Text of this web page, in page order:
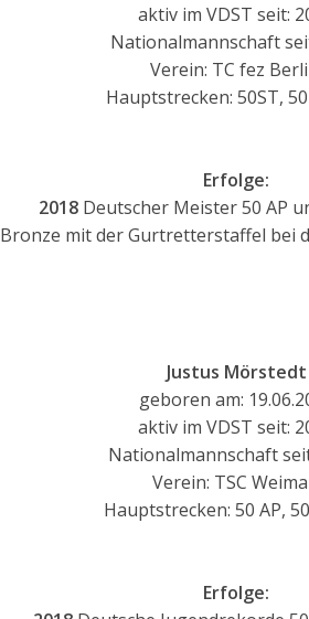
aktiv im VDST seit:
Nationalmannschaft
Verein: TC fez
Hauptstrecken: 50ST,
Erfolge:
2018 Deutscher Meister 50 AP
Bronze mit der Gurtretterstaffel bei
Justus Mörstedt
geboren am:
aktiv im VDST seit:
Nationalmannschaft
Verein: TSC
Hauptstrecken: 50 AP,
Erfolge: